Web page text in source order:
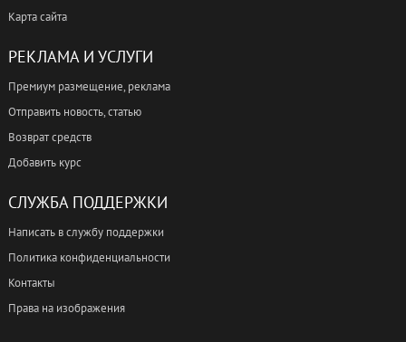
Карта сайта
РЕКЛАМА И УСЛУГИ
Премиум размещение, реклама
Отправить новость, статью
Возврат средств
Добавить курс
СЛУЖБА ПОДДЕРЖКИ
Написать в службу поддержки
Политика конфиденциальности
Контакты
Права на изображения